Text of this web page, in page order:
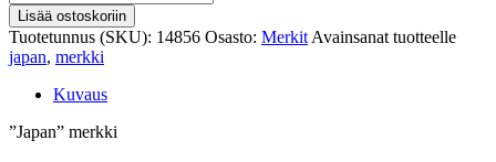
merkki
määrä
Lisää ostoskoriin
Tuotetunnus (SKU): 14856 Osasto: Merkit Avainsanat tuotteelle
japan, merkki
Kuvaus
”Japan” merkki